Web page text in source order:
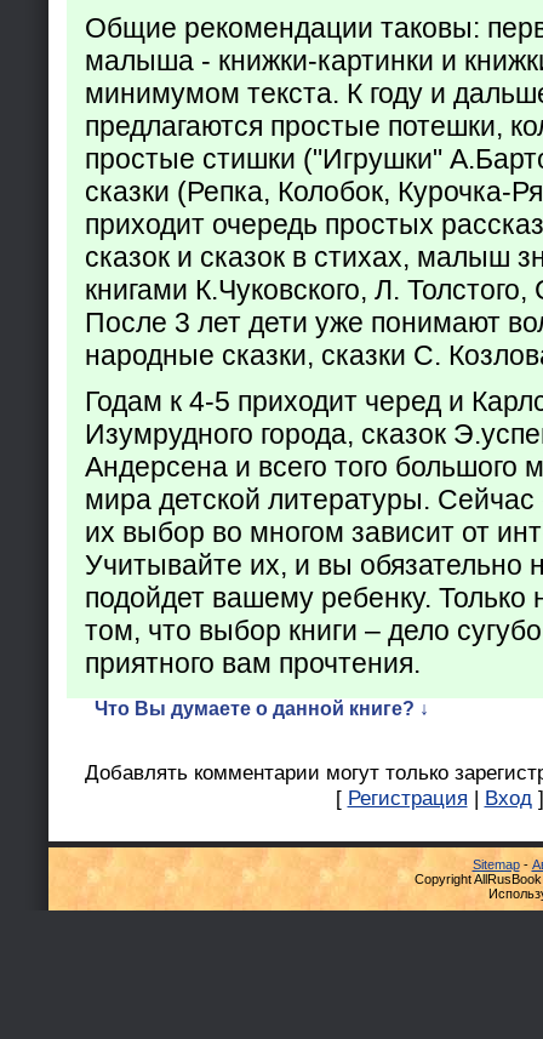
Общие рекомендации таковы:
малыша - книжки-картинки и
минимумом текста. К году и
предлагаются простые потешки,
простые стишки ("Игрушки"
сказки (Репка, Колобок, Курочка-
приходит очередь простых
сказок и сказок в стихах, малыш
книгами К.Чуковского, Л.
После 3 лет дети уже понимают
народные сказки, сказки С.
Годам к 4-5 приходит черед и
Изумрудного города, сказок
Андерсена и всего того большого
мира детской литературы. Сейчас
их выбор во многом зависит от
Учитывайте их, и вы обязательно
подойдет вашему ребенку. Только
том, что выбор книги – дело
приятного вам прочтения.
Что Вы думаете о данной книге? ↓
Добавлять комментарии могут только
[ Регистрация | Вход ]
Sitemap-
Copyright